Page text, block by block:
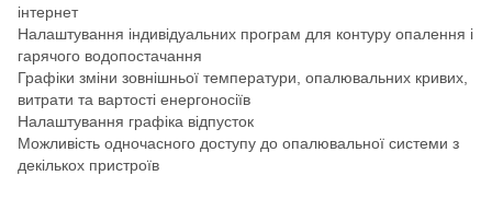
інтернет
Налаштування індивідуальних програм для контуру опалення і
гарячого водопостачання
Графіки зміни зовнішньої температури, опалювальних кривих,
витрати та вартості енергоносіїв
Налаштування графіка відпусток
Можливість одночасного доступу до опалювальної системи з
декількох пристроїв